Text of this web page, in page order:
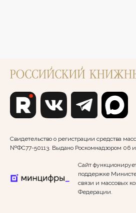
Свидетельство о регистрации средства
№ФС77-50113. Выдано Роскомнадзором 06
Сайт
поддержке
связи и массовых
Федерации.